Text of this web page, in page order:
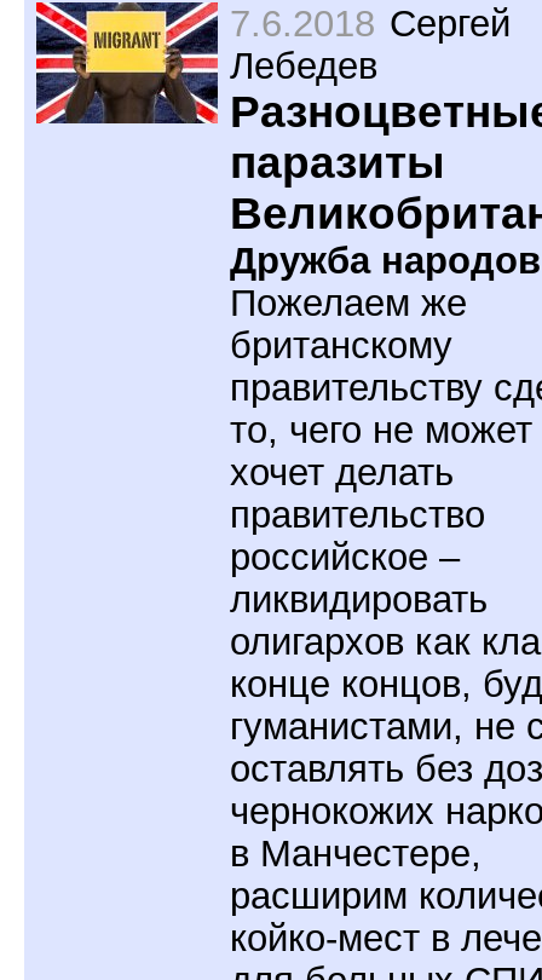
7.6.2018 Сергей
Лебедев
паразиты
Дружба
Пожелаем же
британскому
правительству
то, чего не
хочет делать
правительство
российское –
ликвидировать
олигархов как
конце концов,
гуманистами, не
оставлять без
чернокожих
в Манчестере,
расширим
койко-мест в